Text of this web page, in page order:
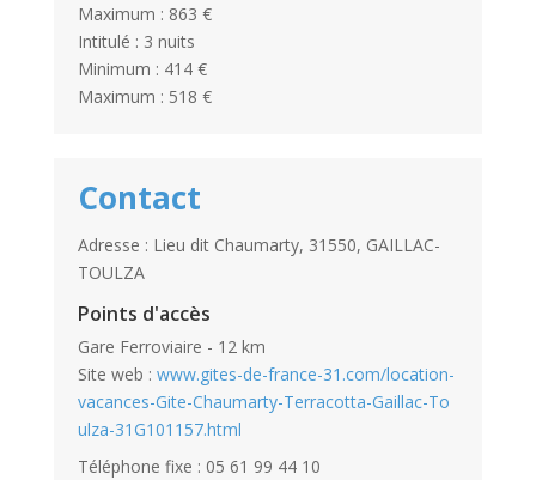
Maximum : 863 €
Intitulé : 3 nuits
Minimum : 414 €
Maximum : 518 €
Contact
Adresse : Lieu dit Chaumarty, 31550, GAILLAC-
TOULZA
Points d'accès
Gare Ferroviaire - 12 km
Site web : www.gites-de-france-31.com/location-
vacances-Gite-Chaumarty-Terracotta-Gaillac-To
ulza-31G101157.html
Téléphone fixe : 05 61 99 44 10